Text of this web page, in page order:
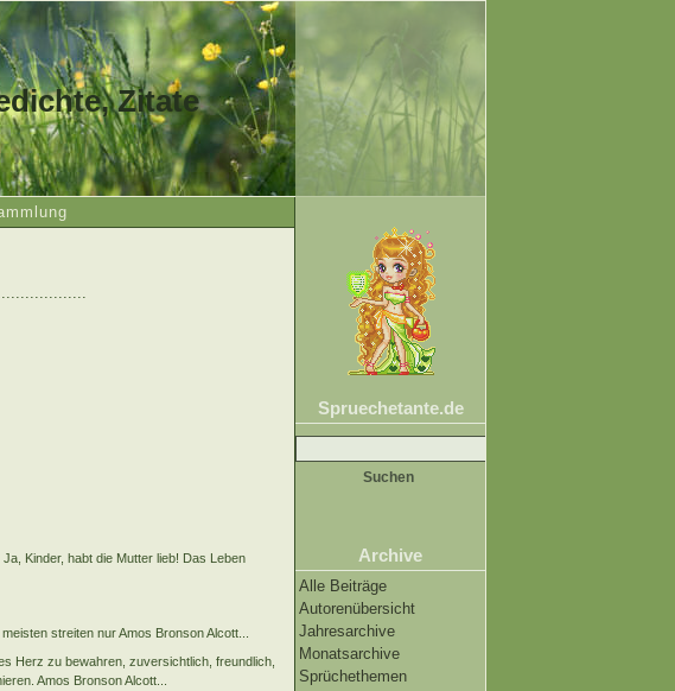
Zitate
Spruechetante.de
Suche
nach:
Archive
Alle Beiträge
Autorenübersicht
Jahresarchive
Monatsarchive
Sprüchethemen
Kinder, habt die Mutter lieb! Das Leben
streiten nur Amos Bronson Alcott...
Herz zu bewahren, zuversichtlich, freundlich,
Amos Bronson Alcott...